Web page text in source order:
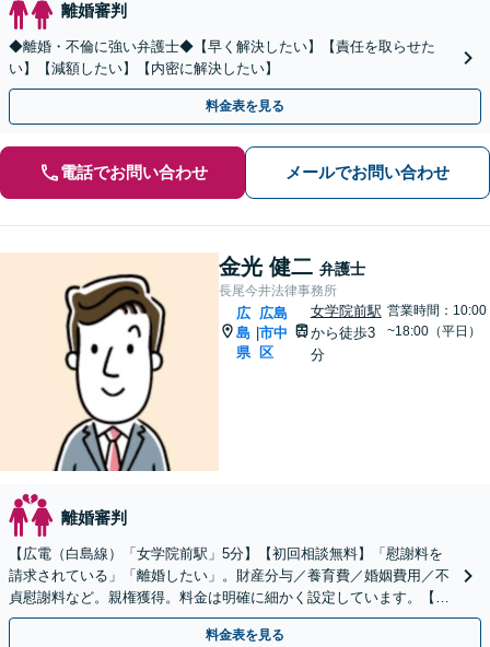
離婚審判
◆離婚・不倫に強い弁護士◆【早く解決したい】【責任を取らせた
い】【減額したい】【内密に解決したい】
料金表を見る
電話でお問い合わせ メールでお問い合わせ
金光 健二 弁護士
長尾今井法律事務所
広
島
県
|
広島
市中
区
女学院前駅
から徒歩3
分
営業時間：10:00
~18:00（平日）
離婚審判
【広電（白島線）「女学院前駅」5分】【初回相談無料】「慰謝料を
請求されている」「離婚したい」。財産分与／養育費／婚姻費用／不
貞慰謝料など。親権獲得。料金は明確に細かく設定しています。【休
日・夜間対応可】
料金表を見る